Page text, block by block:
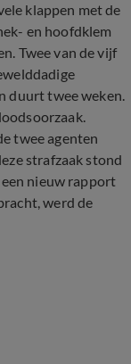
klappen met de
en hoofdklem
Twee van de vijf
duurt twee weken.
twee agenten
strafzaak stond
nieuw rapport
werd de